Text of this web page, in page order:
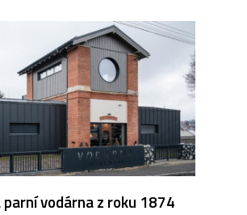
parní vodárna z roku 1874